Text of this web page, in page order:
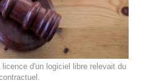
d'un logiciel libre relevait du